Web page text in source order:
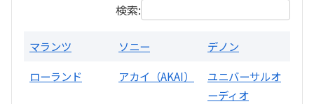
検索:
マランツ ソニー
デノン
ローランド
アカイ（AKAI）
ユニバーサルオ
ーディオ